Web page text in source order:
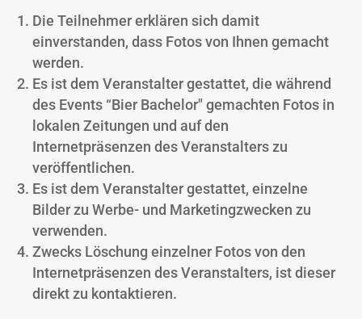
Die Teilnehmer erklären sich damit
einverstanden, dass Fotos von Ihnen gemacht
werden.
Es ist dem Veranstalter gestattet, die während
des Events “Bier Bachelor″ gemachten Fotos in
lokalen Zeitungen und auf den
Internetpräsenzen des Veranstalters zu
veröffentlichen.
Es ist dem Veranstalter gestattet, einzelne
Bilder zu Werbe- und Marketingzwecken zu
verwenden.
Zwecks Löschung einzelner Fotos von den
Internetpräsenzen des Veranstalters, ist dieser
direkt zu kontaktieren.